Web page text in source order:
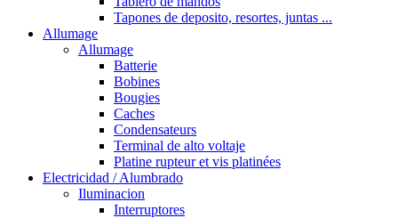
Tapones de deposito, resortes, juntas ...
Allumage
Allumage
Batterie
Bobines
Bougies
Caches
Condensateurs
Terminal de alto voltaje
Platine rupteur et vis platinées
Electricidad / Alumbrado
Iluminacion
Interruptores